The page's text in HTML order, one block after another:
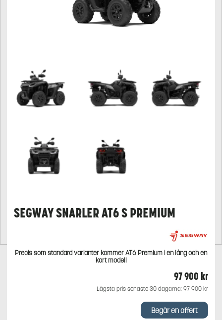
SEGWAY SNARLER AT6 S PREMIUM
Precis som standard varianter kommer AT6 Premium i en lång och en
kort modell
97 900 kr
Lägsta pris senaste 30 dagarna: 97 900 kr
Begär en offert